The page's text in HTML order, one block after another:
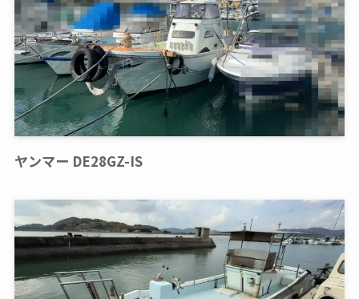
ヤンマー DE28GZ-IS